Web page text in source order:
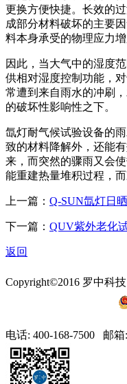
更换方便快捷。长效的
成部分材料破坏的主要
料本身承受的物理应力增
因此，当大气中的湿度
供相对湿度控制功能，
常遭到来自雨水的冲刷
的破坏性影响性之下。
氙灯耐气候试验设备的
致的材料降解外，还能
来，而突然的骤雨又会
能重建热量堆积过程，
上一篇： Q-SUN氙灯日
下一篇： QUV紫外老化
返回
Copyright©2016 罗中科技
电话: 400-168-7500 邮箱: